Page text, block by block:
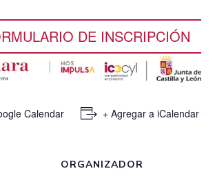
DE INSCRIPCIÓN
Calendar + Agregar a iCalendar
ORGANIZADOR